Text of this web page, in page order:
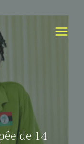
de 14